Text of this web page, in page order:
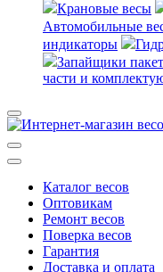
Крановые весы
Автомобильные
индикаторы
Запайщики
части и
Каталог весов
Оптовикам
Ремонт весов
Поверка весов
Гарантия
Доставка и оплата